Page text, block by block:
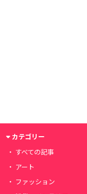
カテゴリー
すべての記事
アート
ファッション